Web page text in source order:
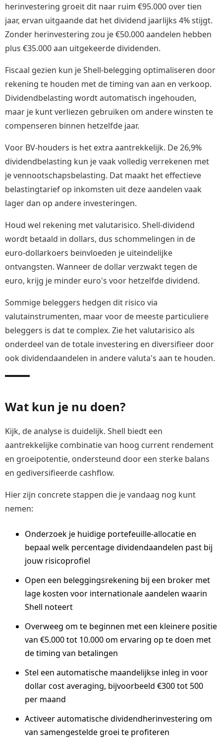
herinvestering groeit dit naar ruim €95.000 over tien
jaar, ervan uitgaande dat het dividend jaarlijks 4% stijgt.
Zonder herinvestering zou je €50.000 aandelen hebben
plus €35.000 aan uitgekeerde dividenden.
Fiscaal gezien kun je Shell-belegging optimaliseren door
rekening te houden met de timing van aan en verkoop.
Dividendbelasting wordt automatisch ingehouden,
maar je kunt verliezen gebruiken om andere winsten te
compenseren binnen hetzelfde jaar.
Voor BV-houders is het extra aantrekkelijk. De 26,9%
dividendbelasting kun je vaak volledig verrekenen met
je vennootschapsbelasting. Dat maakt het effectieve
belastingtarief op inkomsten uit deze aandelen vaak
lager dan op andere investeringen.
Houd wel rekening met valutarisico. Shell-dividend
wordt betaald in dollars, dus schommelingen in de
euro-dollarkoers beïnvloeden je uiteindelijke
ontvangsten. Wanneer de dollar verzwakt tegen de
euro, krijg je minder euro's voor hetzelfde dividend.
Sommige beleggers hedgen dit risico via
valutainstrumenten, maar voor de meeste particuliere
beleggers is dat te complex. Zie het valutarisico als
onderdeel van de totale investering en diversifieer door
ook dividendaandelen in andere valuta's aan te houden.
Wat kun je nu doen?
Kijk, de analyse is duidelijk. Shell biedt een
aantrekkelijke combinatie van hoog current rendement
en groeipotentie, ondersteund door een sterke balans
en gediversifieerde cashflow.
Hier zijn concrete stappen die je vandaag nog kunt
nemen:
Onderzoek je huidige portefeuille-allocatie en
bepaal welk percentage dividendaandelen past bij
jouw risicoprofiel
Open een beleggingsrekening bij een broker met
lage kosten voor internationale aandelen waarin
Shell noteert
Overweeg om te beginnen met een kleinere positie
van €5.000 tot 10.000 om ervaring op te doen met
de timing van betalingen
Stel een automatische maandelijkse inleg in voor
dollar cost averaging, bijvoorbeeld €300 tot 500
per maand
Activeer automatische dividendherinvestering om
van samengestelde groei te profiteren